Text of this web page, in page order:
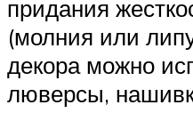
придания
(молния или
декора можно
люверсы,